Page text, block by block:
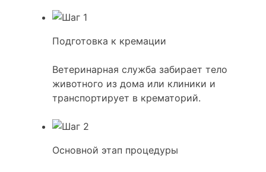
Подготовка к кремации
Ветеринарная служба забирает тело
животного из дома или клиники и
транспортирует в крематорий.
Основной этап процедуры